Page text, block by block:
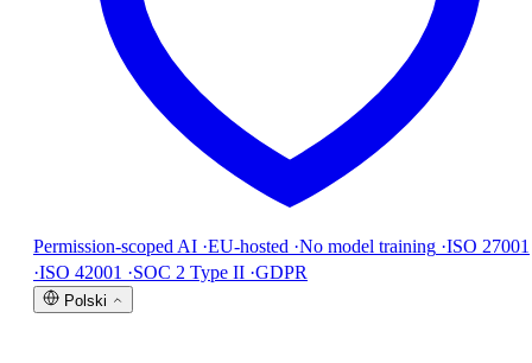
Permission-scoped AI ·EU-hosted ·No model training ·ISO 27001
·ISO 42001 ·SOC 2 Type II ·GDPR
Polski